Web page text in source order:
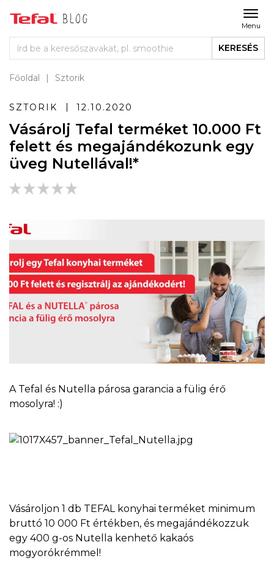
Menu
KERESÉS
Főoldal Sztorik
SZTORIK 12.10.2020
Vásárolj Tefal terméket 10.000 Ft
felett és megajándékozunk egy
üveg Nutellával!*
A Tefal és Nutella párosa garancia a fülig érő
mosolyra! :)
Vásároljon 1 db TEFAL konyhai terméket minimum
bruttó 10 000 Ft értékben, és megajándékozzuk
egy 400 g-os Nutella kenhető kakaós
mogyorókrémmel!